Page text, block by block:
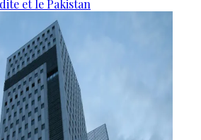
et le Pakistan